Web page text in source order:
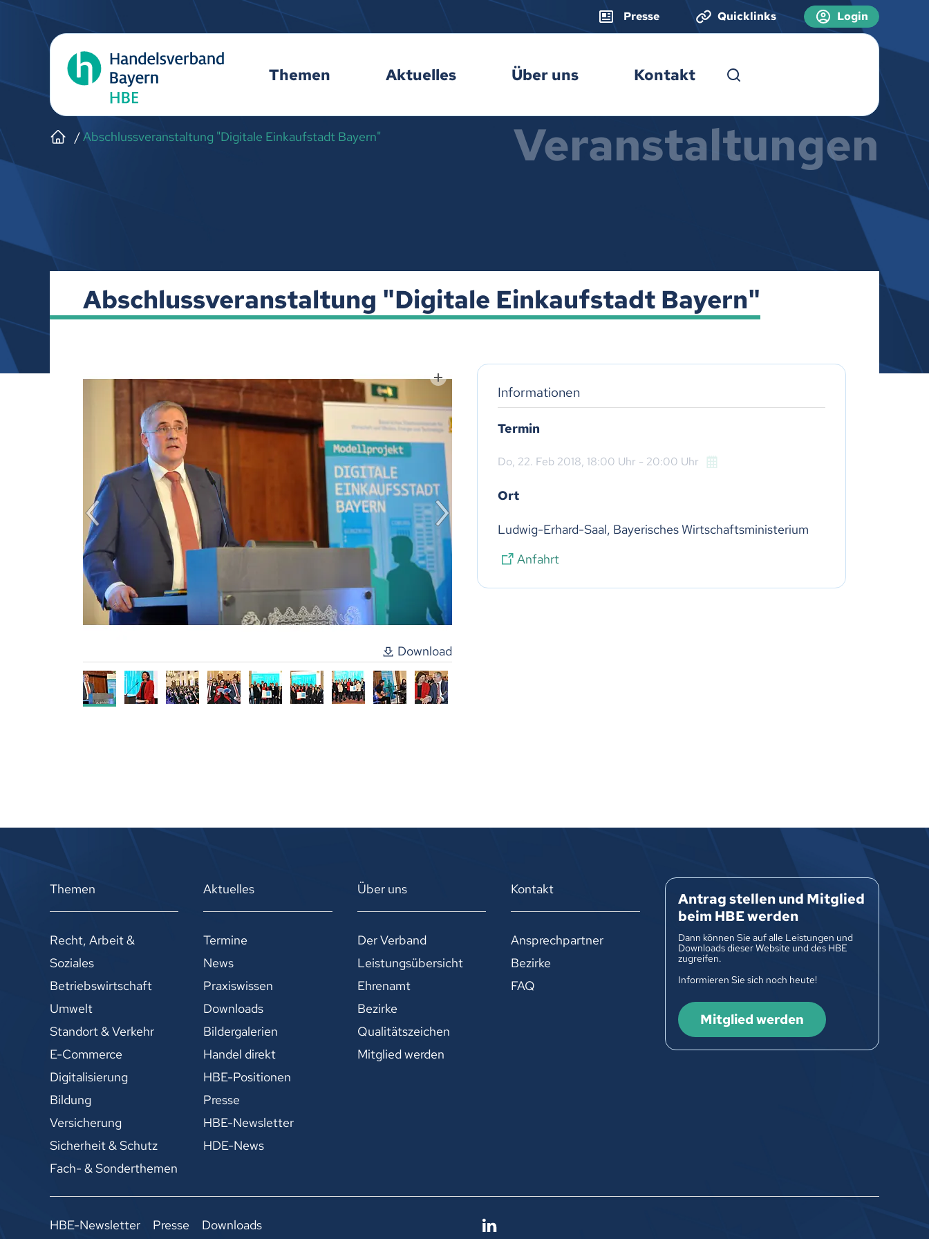
Presse Quicklinks Login
Themen Aktuelles Über uns Kontakt
Abschlussveranstaltung "Digitale Einkaufstadt Bayern" Veranstaltungen
Abschlussveranstaltung "Digitale Einkaufstadt Bayern"
Download
Informationen
Termin
Do, 22. Feb 2018, 18:00 Uhr - 20:00 Uhr
Ort
Ludwig-Erhard-Saal, Bayerisches Wirtschaftsministerium
Anfahrt
Themen
Recht, Arbeit &
Soziales
Betriebswirtschaft
Umwelt
Standort & Verkehr
E-Commerce
Digitalisierung
Bildung
Versicherung
Sicherheit & Schutz
Fach- & Sonderthemen
Aktuelles
Termine
News
Praxiswissen
Downloads
Bildergalerien
Handel direkt
HBE-Positionen
Presse
HBE-Newsletter
HDE-News
Über uns
Der Verband
Leistungsübersicht
Ehrenamt
Bezirke
Qualitätszeichen
Mitglied werden
Kontakt
Ansprechpartner
Bezirke
FAQ
Antrag stellen und Mitglied
beim HBE werden
Dann können Sie auf alle Leistungen und
Downloads dieser Website und des HBE
zugreifen.
Informieren Sie sich noch heute!
Mitglied werden
HBE-Newsletter Presse Downloads